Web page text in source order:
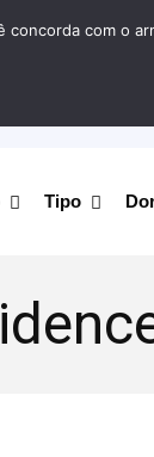
Tipo
concorda com o